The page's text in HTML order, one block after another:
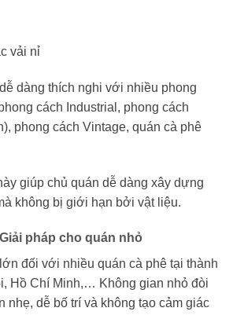
vải nỉ
dàng thích nghi với nhiều phong
cách Industrial, phong cách
phong cách Vintage, quán cà phê
giúp chủ quán dễ dàng xây dựng
không bị giới hạn bởi vật liệu.
pháp cho quán nhỏ
đối với nhiều quán cà phê tại thành
Hồ Chí Minh,… Không gian nhỏ đòi
nhẹ, dễ bố trí và không tạo cảm giác